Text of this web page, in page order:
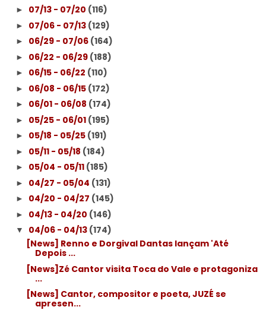
► 07/13 - 07/20 (116)
► 07/06 - 07/13 (129)
► 06/29 - 07/06 (164)
► 06/22 - 06/29 (188)
► 06/15 - 06/22 (110)
► 06/08 - 06/15 (172)
► 06/01 - 06/08 (174)
► 05/25 - 06/01 (195)
► 05/18 - 05/25 (191)
► 05/11 - 05/18 (184)
► 05/04 - 05/11 (185)
► 04/27 - 05/04 (131)
► 04/20 - 04/27 (145)
► 04/13 - 04/20 (146)
▼ 04/06 - 04/13 (174)
[News] Renno e Dorgival Dantas lançam 'Até
Depois ...
[News]Zé Cantor visita Toca do Vale e protagoniza
...
[News] Cantor, compositor e poeta, JUZÉ se
apresen...